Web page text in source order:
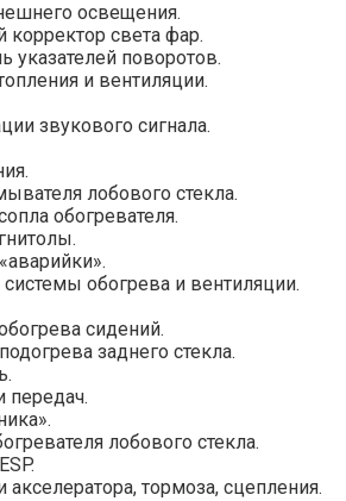
освещения.
корректор света фар.
указателей поворотов.
и вентиляции.
звукового сигнала.
лобового стекла.
обогревателя.
обогрева и вентиляции.
сидений.
заднего стекла.
передач.
лобового стекла.
акселератора, тормоза, сцепления.